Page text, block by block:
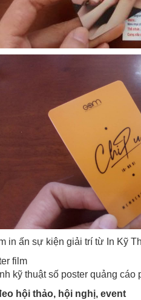
in ấn sự kiện giải trí từ In Kỹ
film
kỹ thuật số poster quảng cáo
hội thảo, hội nghị, event